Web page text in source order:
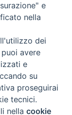
riservati - Vita
Torna
Cookie
e
nella
dei
avere
e
su
proseguirai
tecnici.
nellacookie